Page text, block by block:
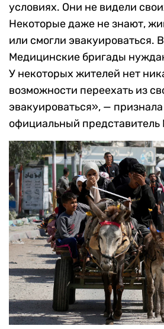
условиях. Они не видели
Некоторые даже не знают,
или смогли эвакуироваться.
Медицинские бригады
У некоторых жителей нет
возможности переехать из
эвакуироваться», — признала
официальный